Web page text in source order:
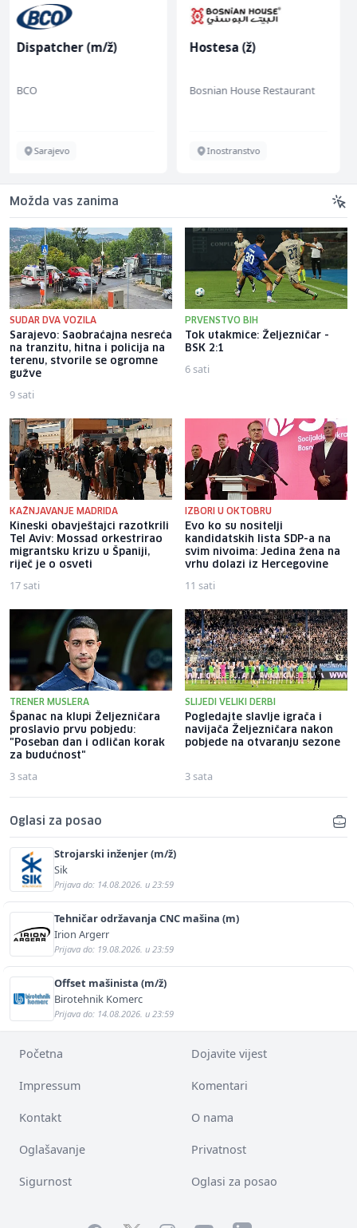
Hostesa (ž)
Bosnian House Restaurant
Inostranstvo
Sachbearbeiter in der
Servicepoint
Sarajevo
Možda vas zanima
SUDAR DVA VOZILA
Sarajevo: Saobraćajna nesreća
na tranzitu, hitna i policija na
terenu, stvorile se ogromne
gužve
9 sati
PRVENSTVO BIH
Tok utakmice: Željezničar -
BSK 2:1
6 sati
KAŽNJAVANJE MADRIDA
Kineski obavještajci razotkrili
Tel Aviv: Mossad orkestrirao
migrantsku krizu u Španiji,
riječ je o osveti
17 sati
IZBORI U OKTOBRU
Evo ko su nositelji
kandidatskih lista SDP-a na
svim nivoima: Jedina žena na
vrhu dolazi iz Hercegovine
11 sati
TRENER MUSLERA
Španac na klupi Željezničara
proslavio prvu pobjedu:
"Poseban dan i odličan korak
za budućnost"
3 sata
SLIJEDI VELIKI DERBI
Pogledajte slavlje igrača i
navijača Željezničara nakon
pobjede na otvaranju sezone
3 sata
Oglasi za posao
Strojarski inženjer (m/ž)
Sik
Prijava do: 14.08.2026. u 23:59
Tehničar održavanja CNC mašina (m)
Irion Argerr
Prijava do: 19.08.2026. u 23:59
Offset mašinista (m/ž)
Birotehnik Komerc
Prijava do: 14.08.2026. u 23:59
Početna Dojavite vijest
Impressum Komentari
Kontakt O nama
Oglašavanje Privatnost
Sigurnost Oglasi za posao